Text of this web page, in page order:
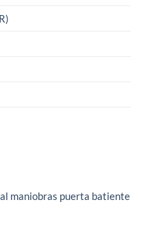
maniobras puerta batiente